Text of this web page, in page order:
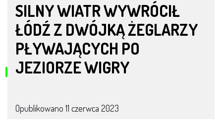
SILNY WIATR WYWRÓCIŁ
ŁÓDŹ Z DWÓJKĄ ŻEGLARZY
PŁYWAJĄCYCH PO
JEZIORZE WIGRY
Opublikowano 11 czerwca 2023